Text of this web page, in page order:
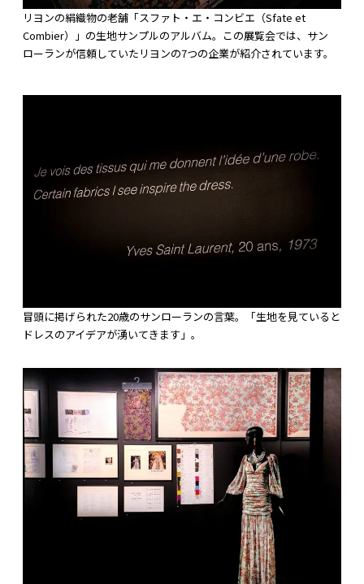
リヨンの絹織物の老舗「スファト・エ・コンビエ（Sfate et
Combier）」の生地サンプルのアルバム。この展覧会では、サン
ローランが信頼していたリヨンの7つの企業が紹介されています。
冒頭に掲げられた20歳のサンローランの言葉。「生地を見ていると
ドレスのアイデアが湧いてきます」。